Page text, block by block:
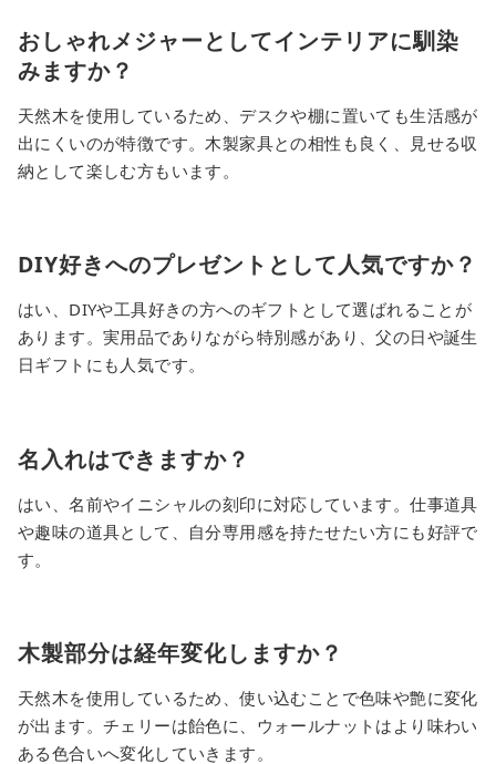
おしゃれメジャーとしてインテリアに馴染
みますか？
天然木を使用しているため、デスクや棚に置いても生活感が
出にくいのが特徴です。木製家具との相性も良く、見せる収
納として楽しむ方もいます。
DIY好きへのプレゼントとして人気ですか？
はい、DIYや工具好きの方へのギフトとして選ばれることが
あります。実用品でありながら特別感があり、父の日や誕生
日ギフトにも人気です。
名入れはできますか？
はい、名前やイニシャルの刻印に対応しています。仕事道具
や趣味の道具として、自分専用感を持たせたい方にも好評で
す。
木製部分は経年変化しますか？
天然木を使用しているため、使い込むことで色味や艶に変化
が出ます。チェリーは飴色に、ウォールナットはより味わい
ある色合いへ変化していきます。